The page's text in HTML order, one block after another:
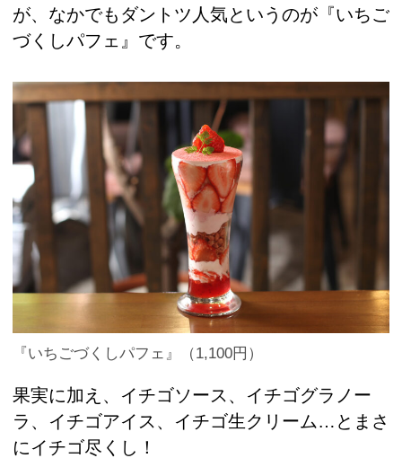
が、なかでもダントツ人気というのが『いちご
づくしパフェ』です。
『いちごづくしパフェ』（1,100円）
果実に加え、イチゴソース、イチゴグラノー
ラ、イチゴアイス、イチゴ生クリーム…とまさ
にイチゴ尽くし！